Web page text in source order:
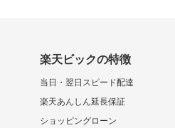
楽天ビックの特徴
当日・翌日スピード配達
楽天あんしん延長保証
ショッピングローン